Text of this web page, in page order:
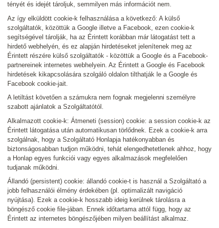
tényét és idejét tároljuk, semmilyen más információt nem.
Az így elküldött cookie-k felhasználása a következő: A külső
szolgáltatók, közöttük a Google illetve a Facebook, ezen cookie-k
segítségével tárolják, ha az Érintett korábban már látogatást tett a
hirdető webhelyén, és ez alapján hirdetéseket jelenítenek meg az
Érintett részére külső szolgáltatók - közöttük a Google és a Facebook-
partnereinek internetes webhelyein. Az Érintett a Google és Facebook
hirdetések kikapcsolására szolgáló oldalon tilthatják le a Google és
Facebook cookie-jait.
A letiltást követően a számukra nem fognak megjelenni személyre
szabott ajánlatok a Szolgáltatótól.
Alkalmazott cookie-k: Átmeneti (session) cookie: a session cookie-k az
Érintett látogatása után automatikusan törlődnek. Ezek a cookie-k arra
szolgálnak, hogy a Szolgáltató Honlapja hatékonyabban és
biztonságosabban tudjon működni, tehát elengedhetetlenek ahhoz, hogy
a Honlap egyes funkciói vagy egyes alkalmazások megfelelően
tudjanak működni.
Állandó (persistent) cookie: állandó cookie-t is használ a Szolgáltató a
jobb felhasználói élmény érdekében (pl. optimalizált navigáció
nyújtása). Ezek a cookie-k hosszabb ideig kerülnek tárolásra a
böngésző cookie file-jában. Ennek időtartama attól függ, hogy az
Érintett az internetes böngészőjében milyen beállítást alkalmaz.